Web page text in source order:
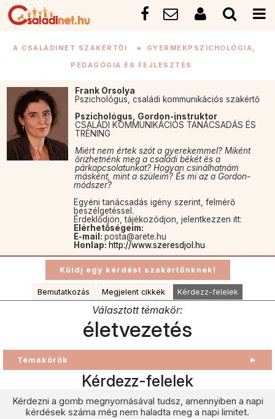
A CSALÁDINET SZAKÉRTŐI ► GYERMEKPSZICHOLÓGIA,
PEDAGÓGIA ÉS FEJLESZTÉS
Frank Orsolya
Pszichológus, családi kommunikációs szakértő
Pszichológus, Gordon-instruktor
CSALÁDI KOMMUNIKÁCIÓS TANÁCSADÁS ÉS
TRÉNING
Miért nem értek szót a gyerekemmel? Miként
őrizhetnénk meg a családi békét és a
párkapcsolatunkat? Hogyan csinálhatnám
másként, mint a szüleim? És mi az a Gordon-
módszer?
Egyéni tanácsadás igény szerint, felmérő
beszélgetéssel.
Érdeklődjön, tájékozódjon, jelentkezzen itt:
Elérhetőségeim:
E-mail: posta@arete.hu
Honlap: http://www.szeresdjol.hu
Bemutatkozás Megjelent cikkek Kérdezz-felelek
Választott témakör:
életvezetés
Témakörök ►
Kérdezz-felelek
Kérdezni a gomb megnyomásával tudsz, amennyiben a napi
kérdések száma még nem haladta meg a napi limitet.